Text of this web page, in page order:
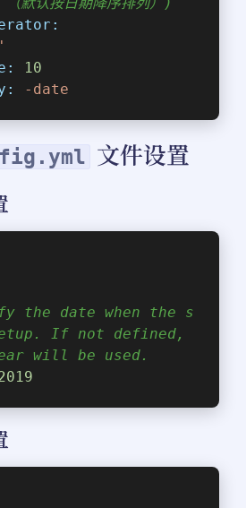
10
-date
文件设置
the date when the s
If not defined,
will be used.